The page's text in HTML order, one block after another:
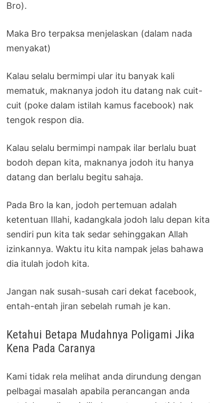
Bro).
Maka Bro terpaksa menjelaskan (dalam nada
menyakat)
Kalau selalu bermimpi ular itu banyak kali
mematuk, maknanya jodoh itu datang nak cuit-
cuit (poke dalam istilah kamus facebook) nak
tengok respon dia.
Kalau selalu bermimpi nampak ilar berlalu buat
bodoh depan kita, maknanya jodoh itu hanya
datang dan berlalu begitu sahaja.
Pada Bro la kan, jodoh pertemuan adalah
ketentuan Illahi, kadangkala jodoh lalu depan kita
sendiri pun kita tak sedar sehinggakan Allah
izinkannya. Waktu itu kita nampak jelas bahawa
dia itulah jodoh kita.
Jangan nak susah-susah cari dekat facebook,
entah-entah jiran sebelah rumah je kan.
Ketahui Betapa Mudahnya Poligami Jika
Kena Pada Caranya
Kami tidak rela melihat anda dirundung dengan
pelbagai masalah apabila perancangan anda